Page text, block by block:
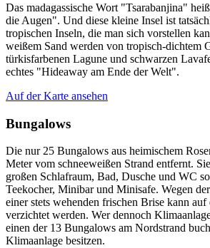
Das madagassische Wort "Tsarabanjina"
die Augen". Und diese kleine Insel ist
tropischen Inseln, die man sich vorstellen
weißem Sand werden von tropisch-dichtem
türkisfarbenen Lagune und schwarzen
echtes "Hideaway am Ende der Welt".
Auf der Karte ansehen
Bungalows
Die nur 25 Bungalows aus heimischem
Meter vom schneeweißen Strand entfernt.
großen Schlafraum, Bad, Dusche und WC
Teekocher, Minibar und Minisafe. Wegen
einer stets wehenden frischen Brise kann
verzichtet werden. Wer dennoch
einen der 13 Bungalows am Nordstrand
Klimaanlage besitzen.